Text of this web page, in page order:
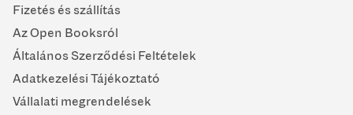
Fizetés és szállítás
Az Open Booksról
Általános Szerződési Feltételek
Adatkezelési Tájékoztató
Vállalati megrendelések